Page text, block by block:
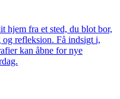
hjem fra et sted, du blot bor,
refleksion. Få indsigt i,
kan åbne for nye